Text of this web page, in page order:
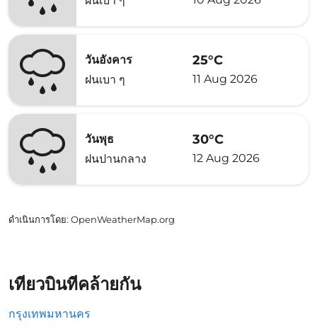
วันอังคาร
ฝนเบา ๆ
25°C
11 Aug 2026
วันพุธ
ฝนปานกลาง
30°C
12 Aug 2026
ดำเนินการโดย: OpenWeatherMap.org
เที่ยวบินที่คล้ายกัน
กรุงเทพมหานคร